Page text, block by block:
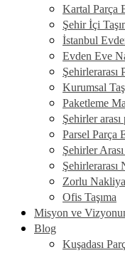
Kartal Parça
Şehir İçi
İstanbul
Evden Eve
Şehirlerarası
Kurumsal
Paketleme
Şehirler
Parsel Parça
Şehirler
Şehirlerarası
Zorlu
Ofis Taşıma
Misyon ve
Blog
Kuşadası